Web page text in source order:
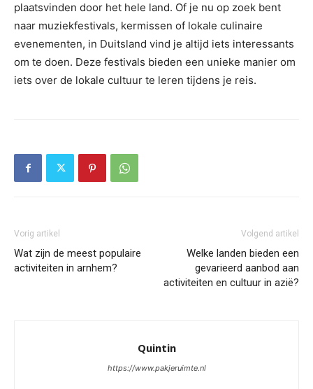
plaatsvinden door het hele land. Of je nu op zoek bent
naar muziekfestivals, kermissen of lokale culinaire
evenementen, in Duitsland vind je altijd iets interessants
om te doen. Deze festivals bieden een unieke manier om
iets over de lokale cultuur te leren tijdens je reis.
Vorig artikel
Wat zijn de meest populaire
activiteiten in arnhem?
Volgend artikel
Welke landen bieden een
gevarieerd aanbod aan
activiteiten en cultuur in azië?
Quintin
https://www.pakjeruimte.nl